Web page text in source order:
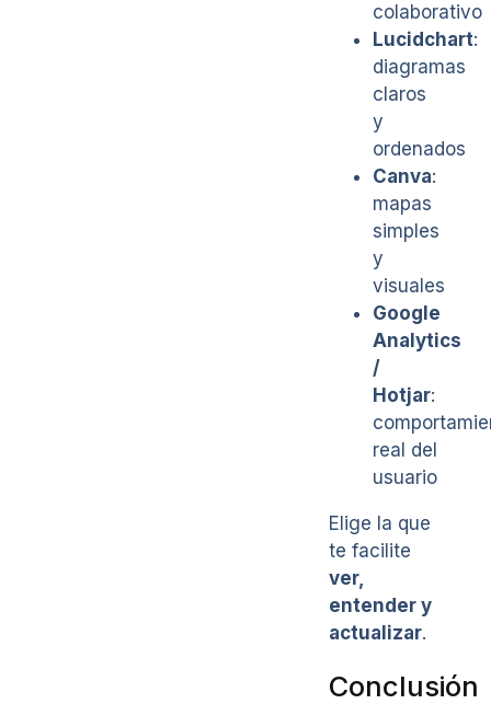
colaborativo
Lucidchart:
diagramas
claros
y
ordenados
Canva:
mapas
simples
y
visuales
Google
Analytics
/
Hotjar:
real del
usuario
Elige la que
te facilite
ver,
entender y
actualizar.
Conclusión